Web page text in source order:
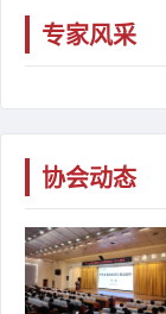
专家风采
协会动态